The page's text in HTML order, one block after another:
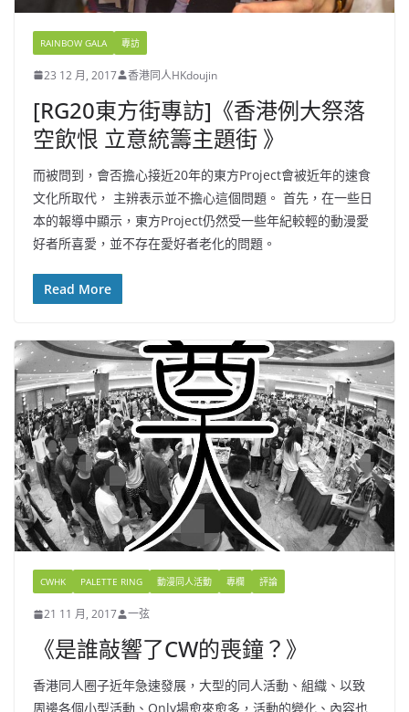
RAINBOW GALA 專訪
23 12 月, 2017 香港同人HKdoujin
[RG20東方街專訪]《香港例大祭落
空飲恨 立意統籌主題街 》
而被問到，會否擔心接近20年的東方Project會被近年的速食
文化所取代， 主辨表示並不擔心這個問題。 首先，在一些日
本的報導中顯示，東方Project仍然受一些年紀較輕的動漫愛
好者所喜愛，並不存在愛好者老化的問題。
Read More
CWHK PALETTE RING 動漫同人活動 專欄 評論
21 11 月, 2017 一弦
《是誰敲響了CW的喪鐘？》
香港同人圈子近年急速發展，大型的同人活動、組織、以致
周邊各個小型活動、Only場愈來愈多，活動的變化、內容也